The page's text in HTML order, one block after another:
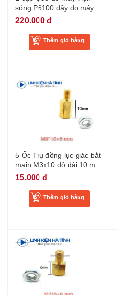
sóng P6100 dây đo máy
hiện sóng 100MHZ
220.000 đ
Thêm giỏ hàng
5 Ốc Trụ đồng lục giác bắt
main M3x10 độ dài 10 mm
đực-cái
15.000 đ
Thêm giỏ hàng